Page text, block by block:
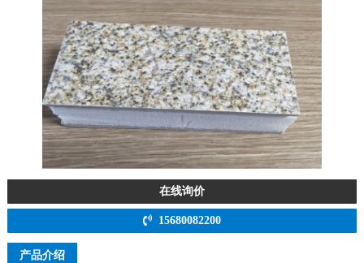
在线询价
15680082200
产品介绍